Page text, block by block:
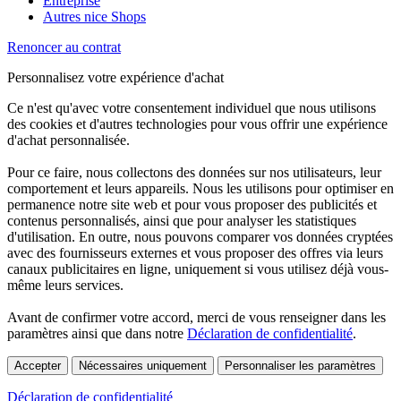
Autres nice Shops
Renoncer au contrat
Personnalisez votre expérience d'achat
Ce n'est qu'avec votre consentement individuel que nous utilisons
des cookies et d'autres technologies pour vous offrir une expérience
d'achat personnalisée.
Pour ce faire, nous collectons des données sur nos utilisateurs, leur
comportement et leurs appareils. Nous les utilisons pour optimiser en
permanence notre site web et pour vous proposer des publicités et
contenus personnalisés, ainsi que pour analyser les statistiques
d'utilisation. En outre, nous pouvons comparer vos données cryptées
avec des fournisseurs externes et vous proposer des offres via leurs
canaux publicitaires en ligne, uniquement si vous utilisez déjà vous-
même leurs services.
Avant de confirmer votre accord, merci de vous renseigner dans les
paramètres ainsi que dans notre Déclaration de confidentialité.
Accepter Nécessaires uniquement Personnaliser les paramètres
Déclaration de confidentialité